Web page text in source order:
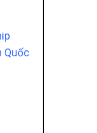
quantity
Quốc